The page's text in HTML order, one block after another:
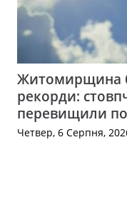
Житомирщина
рекорди:
перевищили
Четвер, 6 Серпня,